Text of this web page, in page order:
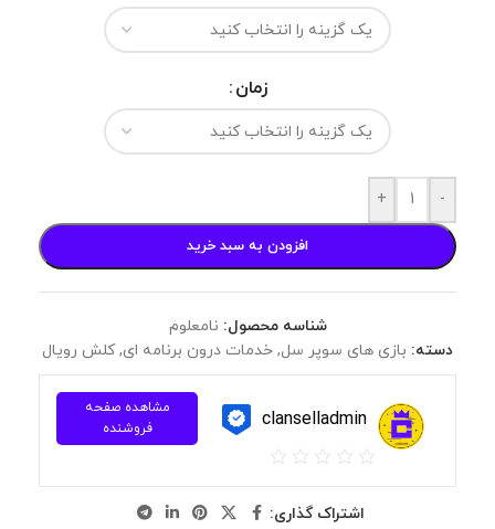
زمان
-
+
افزودن به سبد خرید
شناسه محصول: نامعلوم
دسته: بازی های سوپر سل, خدمات درون برنامه ای, کلش رویال
clanselladmin
مشاهده صفحه
فروشنده
اشتراک گذاری: